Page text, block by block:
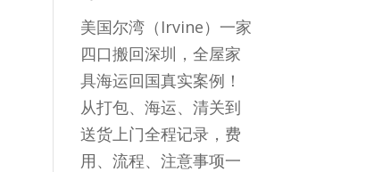
美国尔湾（Irvine）一家
四口搬回深圳，全屋家
具海运回国真实案例！
从打包、海运、清关到
送货上门全程记录，费
用、流程、注意事项一